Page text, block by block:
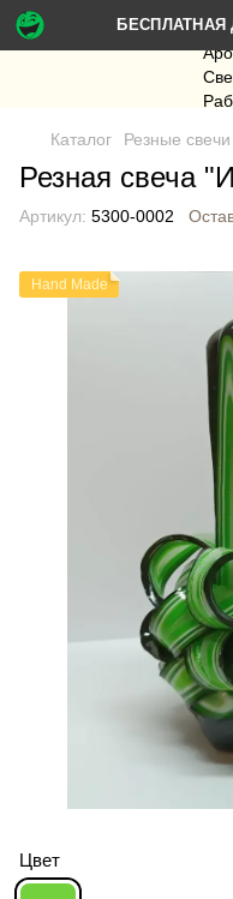
БЕСПЛАТНАЯ
Каталог Резные свечи
Резная свеча
Артикул: 5300-0002
Hand Made
Цвет